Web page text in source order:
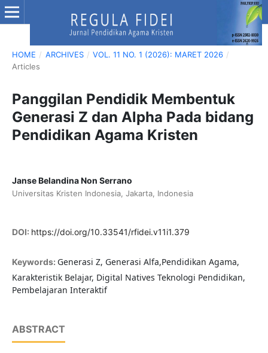
HOME / ARCHIVES / VOL. 11 NO. 1 (2026): MARET 2026 /
Articles
Panggilan Pendidik Membentuk
Generasi Z dan Alpha Pada bidang
Pendidikan Agama Kristen
Janse Belandina Non Serrano
Universitas Kristen Indonesia, Jakarta, Indonesia
DOI: https://doi.org/10.33541/rfidei.v11i1.379
Keywords: Generasi Z, Generasi Alfa,Pendidikan Agama,
Karakteristik Belajar, Digital Natives Teknologi Pendidikan,
Pembelajaran Interaktif
ABSTRACT